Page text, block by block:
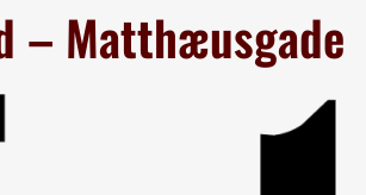
– Matthæusgade